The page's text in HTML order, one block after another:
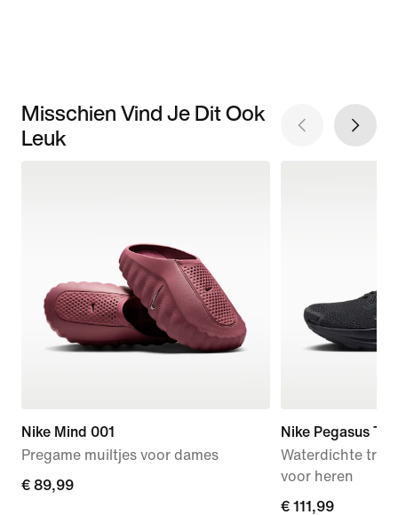
Misschien Vind Je Dit Ook
Leuk
Nike Mind 001
Pregame muiltjes voor dames
€ 89,99
€ 89,99
Nike Pegasus
Waterdichte
voor heren
current
€ 111,99